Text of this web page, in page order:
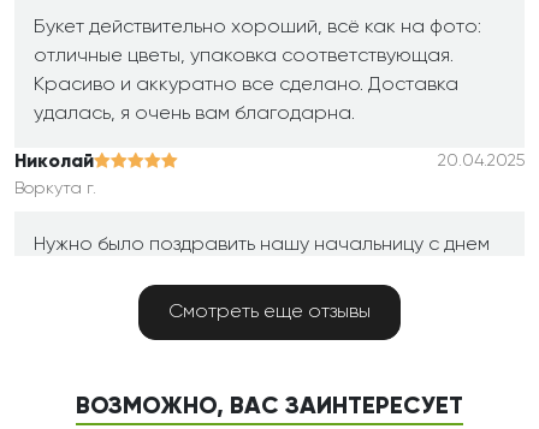
Букет действительно хороший, всё как на фото:
отличные цветы, упаковка соответствующая.
Красиво и аккуратно все сделано. Доставка
удалась, я очень вам благодарна.
Николай
20.04.2025
Воркута г.
Нужно было поздравить нашу начальницу с днем
выходной. Ложка дорога к обеду, хотели
поздравить именно день в день, вот и заказали
конфет и открытку с пожеланиями от коллектива.
Смотреть еще отзывы
ВОЗМОЖНО, ВАС ЗАИНТЕРЕСУЕТ